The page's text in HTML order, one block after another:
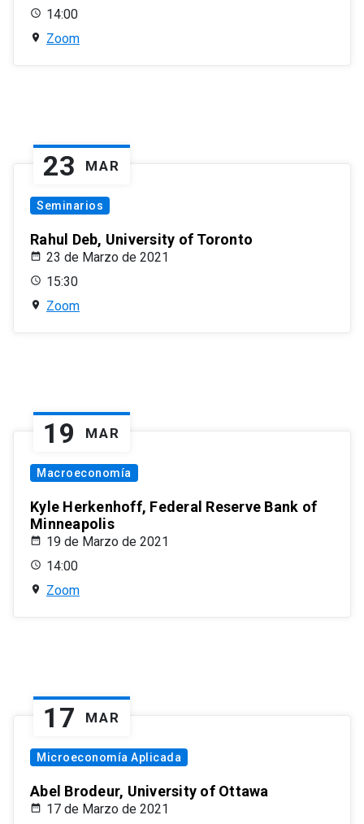
14:00
Zoom
23 MAR
Seminarios
Rahul Deb, University of Toronto
23 de Marzo de 2021
15:30
Zoom
19 MAR
Macroeconomía
Kyle Herkenhoff, Federal Reserve Bank of
Minneapolis
19 de Marzo de 2021
14:00
Zoom
17 MAR
Microeconomía Aplicada
Abel Brodeur, University of Ottawa
17 de Marzo de 2021